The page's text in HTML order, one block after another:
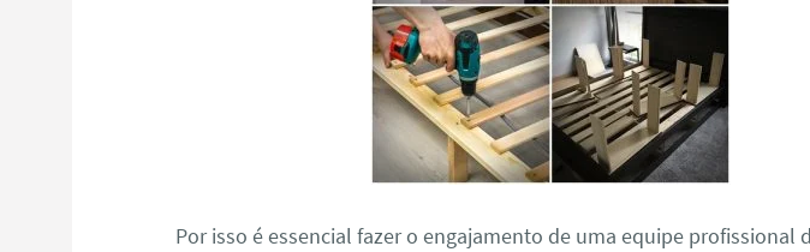
Por isso é essencial fazer o engajamento de uma equipe profissional